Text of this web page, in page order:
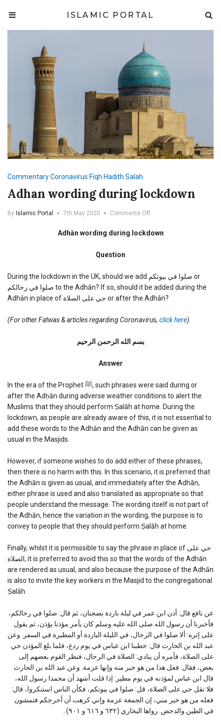
ISLAMIC PORTAL
CommentaryCoronavirus Fiqh Hadith Salah
Adhan wording during lockdown
By Islamic Portal 7th May 2020 Comments Offon
wording
Adhān wording during lockdown
Question
During the lockdown in the UK, should we add صلوا في بيوتكم or
صلوا في رحالكم to the Adhān? If so, should it be added during the
Adhān in place of حي على الصلاة or after the Adhān?
(For other Fatwas & articles regarding Coronavirus, click here)
بسم الله الرحمن الرحیم
Answer
In the era of the Prophet ﷺ, such phrases were said during or
after the Adḥān during adverse weather conditions to alert the
Muslims that they should perform Ṣalāh at home. During the
lockdown, as people are already aware of this, it is not essential to
add these words to the Adhān and the Adhān can be given as
usual in the Masjids.
However, if someone wishes to do add either of these phrases,
then there is no harm with this. In this scenario, it is preferred that
the Adhān is given as usual, and immediately after the Adhān,
either phrase is used and also translated as appropriate so that
people understand the message. The wording itself is not part of
the Adhān, hence the variation in the wording, the purpose is to
convey to people that they should perform Ṣalāh at home.
Finally, whilst it is permissible to say the phrase in place of حي على
الصلاة, it is preferred to avoid this so that the words of the Adhān
are rendered as usual, and also because the purpose of the Adhān
is also to invite the key workers in the Masjid to the congregational
Ṣalāh.
عن نافع قال: أذن ابن عمر في ليلة باردة بضجنان، ثم قال: صلوا في رحالكم،
فأخبرنا أن رسول الله صلى الله عليه وسلم كان يأمر مؤذنا يؤذن، ثم يقول
على إثره: ألا صلوا في الرحال، في الليلة الباردة أو المطيرة في السفر. وعن
عبد الله بن الحارث قال: خطبنا ابن عباس في يوم ردغ، فلما بلغ المؤذن حي
على الصلاة، فأمره أن ينادي: الصلاة في الرحال، فنظر القوم بعضهم إلى
بعض، فقال: فعل هذا من هو خير منه وإنها عزمة. وعن عبد الله بن الحارث
قال ابن عباس لمؤذنه في يوم مطير: إذا قلت أشهد أن محمدا رسول الله،
فلا تقل حي على الصلاة، قل: صلوا في بيوتكم، فكأن الناس استنكروا، قال:
فعله من هو خير مني، إن الجمعة عزمة وإني كرهت أن أحرجكم فتمشون
في الطين والدحض. رواها البخاري (٦٣٢ و ٦١٦ و ٩٠١)۔